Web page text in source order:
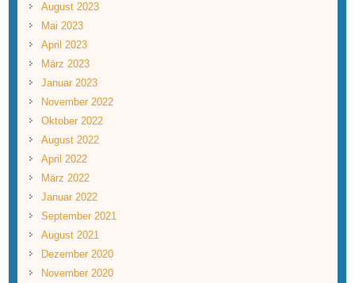
August 2023
Mai 2023
April 2023
März 2023
Januar 2023
November 2022
Oktober 2022
August 2022
April 2022
März 2022
Januar 2022
September 2021
August 2021
Dezember 2020
November 2020